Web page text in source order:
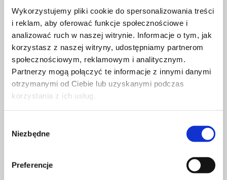
Wykorzystujemy pliki cookie do spersonalizowania treści
i reklam, aby oferować funkcje społecznościowe i
analizować ruch w naszej witrynie. Informacje o tym, jak
korzystasz z naszej witryny, udostępniamy partnerom
społecznościowym, reklamowym i analitycznym.
Partnerzy mogą połączyć te informacje z innymi danymi
otrzymanymi od Ciebie lub uzyskanymi podczas
korzystania z ich usług.
zgody
Niezbędne
Preferencje
MÜŞTERI:
Kısa kurs sonrası sınav var mı?
DESTEK:
uluslararası sürücü olarak çalışmak için gerekli